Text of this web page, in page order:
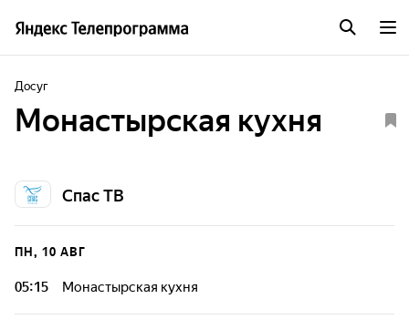
Досуг
Монастырская кухня
Спас ТВ
ПН, 10 АВГ
05:15 Монастырская кухня